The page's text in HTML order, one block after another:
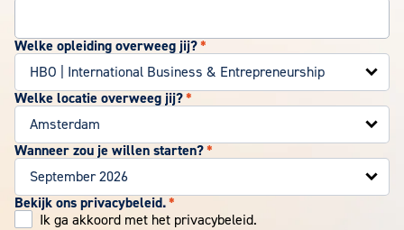
Welke opleiding overweeg jij?*
Welke locatie overweeg jij?*
Wanneer zou je willen starten?*
Bekijk ons privacybeleid.*
Ik ga akkoord met het privacybeleid.